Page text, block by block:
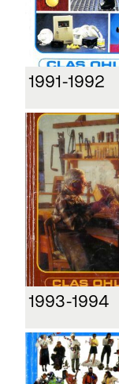
1991-1992
1993-1994